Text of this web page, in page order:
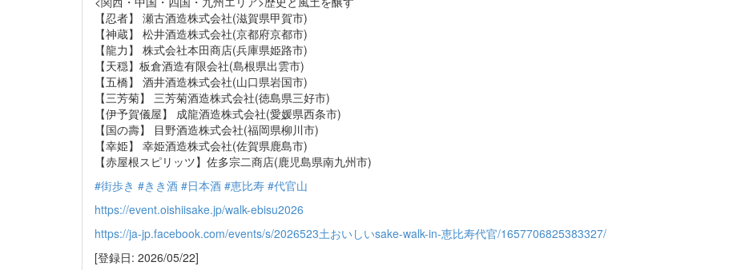
【忍者】 瀬古酒造株式会社(滋賀県甲賀市)
【神蔵】 松井酒造株式会社(京都府京都市)
【龍力】 株式会社本田商店(兵庫県姫路市)
【天穏】板倉酒造有限会社(島根県出雲市)
【五橋】 酒井酒造株式会社(山口県岩国市)
【三芳菊】 三芳菊酒造株式会社(徳島県三好市)
【伊予賀儀屋】 成龍酒造株式会社(愛媛県西条市)
【国の壽】 目野酒造株式会社(福岡県柳川市)
【幸姫】 幸姫酒造株式会社(佐賀県鹿島市)
【赤屋根スピリッツ】佐多宗二商店(鹿児島県南九州市)
#街歩き #きき酒 #日本酒 #恵比寿 #代官山
https://event.oishiisake.jp/walk-ebisu2026
https://ja-jp.facebook.com/events/s/2026523土おいしいsake-walk-in-恵比寿代官/1657706825383327/
[登録日: 2026/05/22]